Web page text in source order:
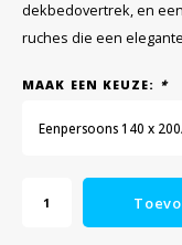
dekbedovertrek, en
ruches die een
MAAK EEN KEUZE: *
Eenpersoons 140 x